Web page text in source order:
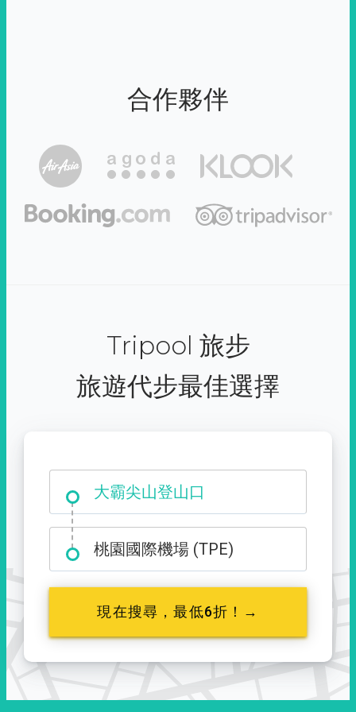
合作夥伴
Tripool 旅步
旅遊代步最佳選擇
大霸尖山登山口
桃園國際機場 (TPE)
現在搜尋，最低6折！→